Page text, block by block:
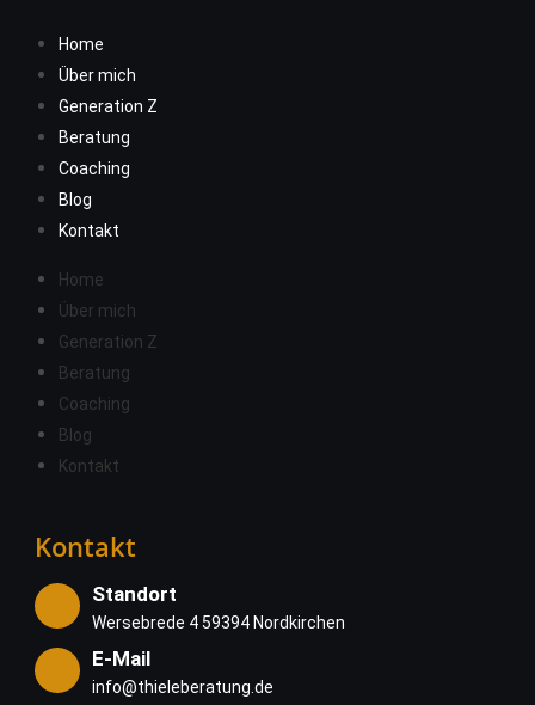
Home
Über mich
Generation Z
Beratung
Coaching
Blog
Kontakt
Home
Über mich
Generation Z
Beratung
Coaching
Blog
Kontakt
Kontakt
Standort
Wersebrede 4 59394 Nordkirchen
E-Mail
info@thieleberatung.de